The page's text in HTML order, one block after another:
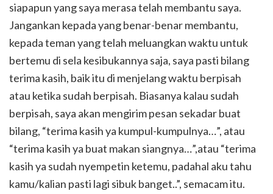
siapapun yang saya merasa telah membantu saya.
Jangankan kepada yang benar-benar membantu,
kepada teman yang telah meluangkan waktu untuk
bertemu di sela kesibukannya saja, saya pasti bilang
terima kasih, baik itu di menjelang waktu berpisah
atau ketika sudah berpisah. Biasanya kalau sudah
berpisah, saya akan mengirim pesan sekadar buat
bilang, “terima kasih ya kumpul-kumpulnya…”, atau
“terima kasih ya buat makan siangnya…”,atau “terima
kasih ya sudah nyempetin ketemu, padahal aku tahu
kamu/kalian pasti lagi sibuk banget..”, semacam itu.